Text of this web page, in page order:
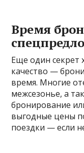
Время
Еще один секрет
качество —
время. Многие
межсезонье, а
бронирование
выгодные цены
поездки — если